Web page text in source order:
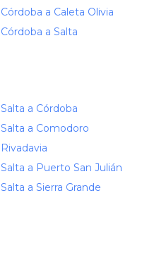
Córdoba a Caleta Olivia
Córdoba a Salta
Salta a Córdoba
Salta a Comodoro
Rivadavia
Salta a Puerto San Julián
Salta a Sierra Grande